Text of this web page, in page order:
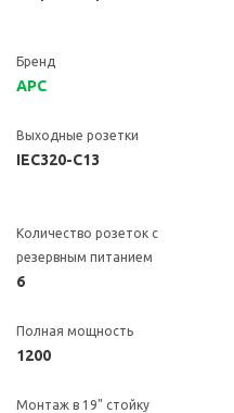
Бренд
APC
Выходные розетки
IEC320-C13
Количество розеток с
резервным питанием
6
Полная мощность
1200
Монтаж в 19" стойку